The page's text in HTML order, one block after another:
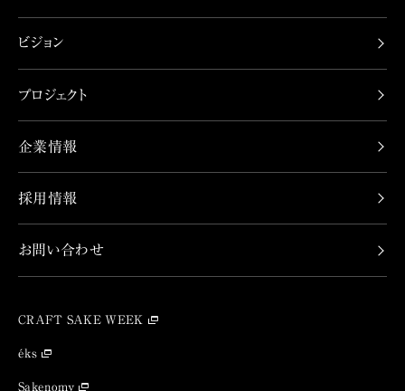
ビジョン
プロジェクト
企業情報
採用情報
お問い合わせ
CRAFT SAKE WEEK
éks
Sakenomy